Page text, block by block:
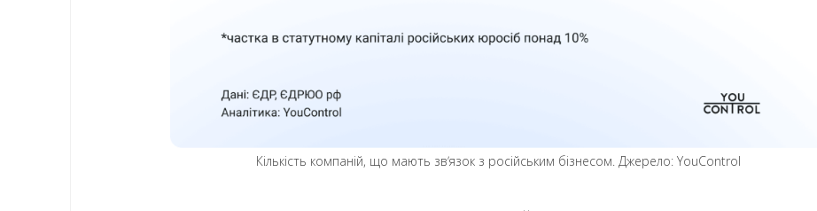
Кількість компаній, що мають звʼязок з російським бізнесом. Джерело: YouСontrol